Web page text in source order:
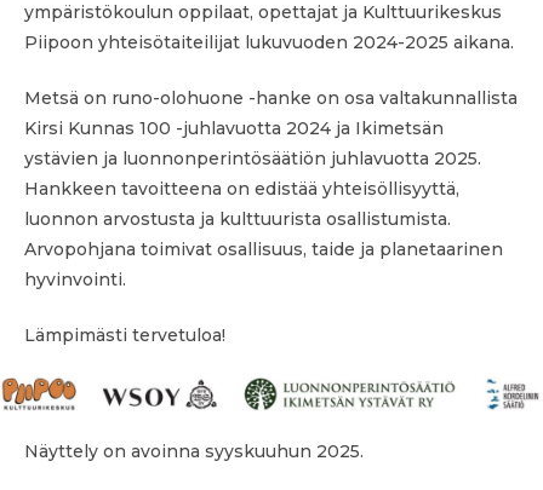
ympäristökoulun oppilaat, opettajat ja Kulttuurikeskus
Piipoon yhteisötaiteilijat lukuvuoden 2024-2025 aikana.
Metsä on runo-olohuone -hanke on osa valtakunnallista
Kirsi Kunnas 100 -juhlavuotta 2024 ja Ikimetsän
ystävien ja luonnonperintösäätiön juhlavuotta 2025.
Hankkeen tavoitteena on edistää yhteisöllisyyttä,
luonnon arvostusta ja kulttuurista osallistumista.
Arvopohjana toimivat osallisuus, taide ja planetaarinen
hyvinvointi.
Lämpimästi tervetuloa!
Näyttely on avoinna syyskuuhun 2025.